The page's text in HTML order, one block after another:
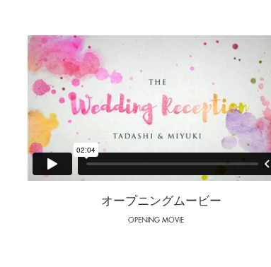
オープニングムービー
OPENING MOVIE